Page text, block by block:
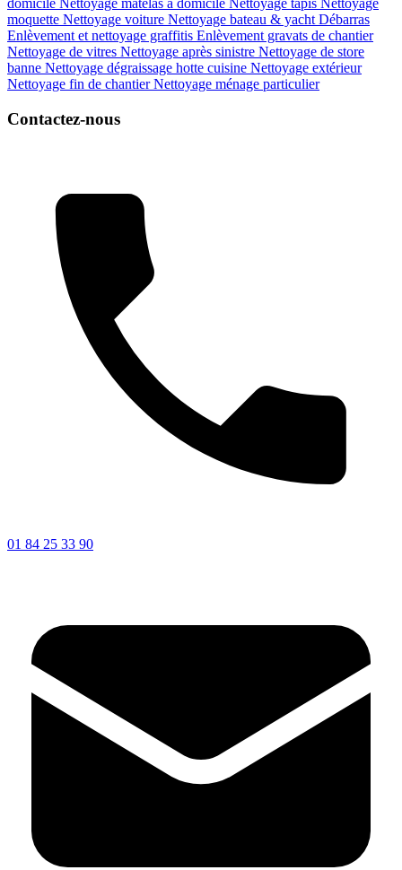
moquette Nettoyage voiture Nettoyage bateau & yacht Débarras
Enlèvement et nettoyage graffitis Enlèvement gravats de chantier
Nettoyage de vitres Nettoyage après sinistre Nettoyage de store
banne Nettoyage dégraissage hotte cuisine Nettoyage extérieur
Nettoyage fin de chantierNettoyage ménage particulier
Contactez-nous
01 84 25 33 90